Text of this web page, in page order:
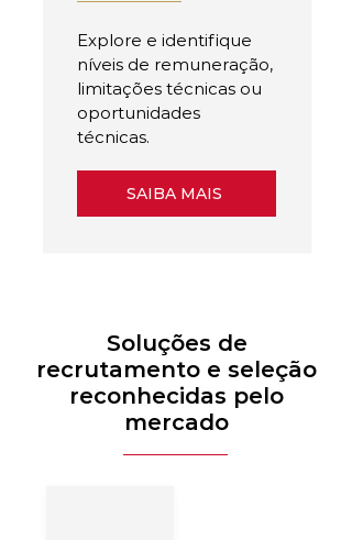
Explore e identifique
níveis de remuneração,
limitações técnicas ou
oportunidades
técnicas.
SAIBA MAIS
Soluções de
recrutamento e seleção
reconhecidas pelo
mercado